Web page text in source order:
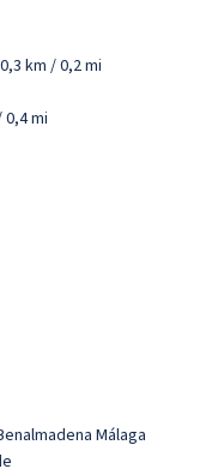
km / 0,2 mi
mi
Málaga